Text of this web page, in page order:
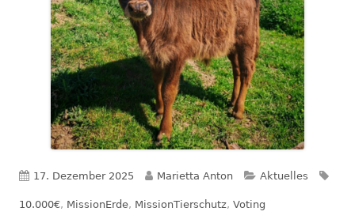
Veröffentlicht
am
17. Dezember 2025 Autor
Marietta Anton Kategorien
Aktuelles
10.000€, MissionErde, MissionTierschutz, Voting